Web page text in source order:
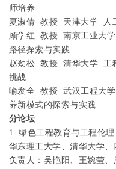
师培养
夏淑倩
教授 天津大学
人
顾学红教授 南京工业大学
路径探索与实践
赵劲松
教授 清华大学 工
挑战
喻发全
教授 武汉工程大学
养新模式的探索与实践
分论坛
1.绿色工程教育与工程伦理
华东理工大学、清华大学、
负责人： 吴艳阳、王婉莹、